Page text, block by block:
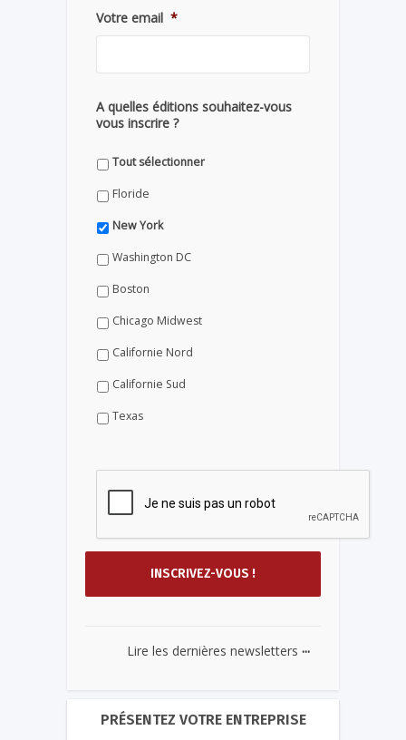
Votre email *
A quelles éditions souhaitez-vous
vous inscrire ?
Tout sélectionner
Floride
New York
Washington DC
Boston
Chicago Midwest
Californie Nord
Californie Sud
Texas
Lire les dernières newsletters ...
PRÉSENTEZ VOTRE ENTREPRISE